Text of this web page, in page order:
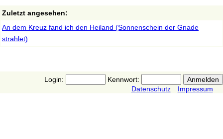
Zuletzt angesehen:
An dem Kreuz fand ich den Heiland (Sonnenschein der Gnade
strahlet)
Login:
Kennwort:
Datenschutz
Impressum